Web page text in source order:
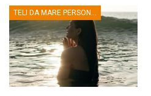
TELI DA MARE PERSONALIZZATI